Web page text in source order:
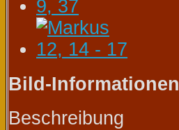
Bild-Informationen
Beschreibung